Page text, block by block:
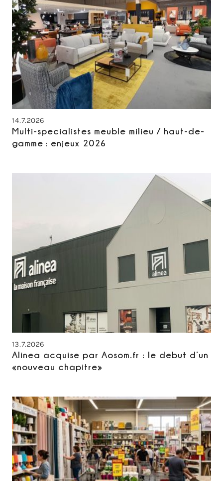
14.7.2026
Multi-specialistes meuble milieu / haut-de-
gamme : enjeux 2026
13.7.2026
Alinea acquise par Aosom.fr : le debut d’un
«nouveau chapitre»